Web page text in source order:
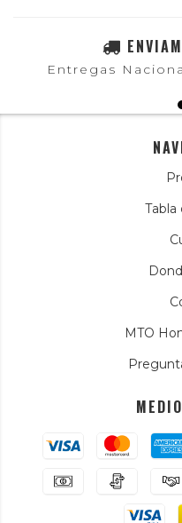
Entregas
Tabla
MTO